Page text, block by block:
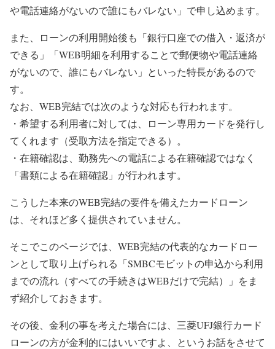
や電話連絡がないので誰にもバレない」で申し込めます。
また、ローンの利用開始後も「銀行口座での借入・返済が
できる」「WEB明細を利用することで郵便物や電話連絡
がないので、誰にもバレない」といった特長があるので
す。
なお、WEB完結では次のような対応も行われます。
・希望する利用者に対しては、ローン専用カードを発行し
てくれます（受取方法を指定できる）。
・在籍確認は、勤務先への電話による在籍確認ではなく
「書類による在籍確認」が行われます。
こうした本来のWEB完結の要件を備えたカードローン
は、それほど多く提供されていません。
そこでこのページでは、WEB完結の代表的なカードロー
ンとして取り上げられる「SMBCモビットの申込から利用
までの流れ（すべての手続きはWEBだけで完結）」をま
ず紹介しておきます。
その後、金利の事を考えた場合には、三菱UFJ銀行カード
ローンの方が金利的にはいいですよ、というお話をさせて